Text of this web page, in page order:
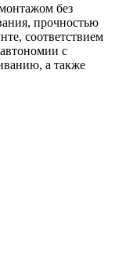
без
прочностью
соответствием
с
а также